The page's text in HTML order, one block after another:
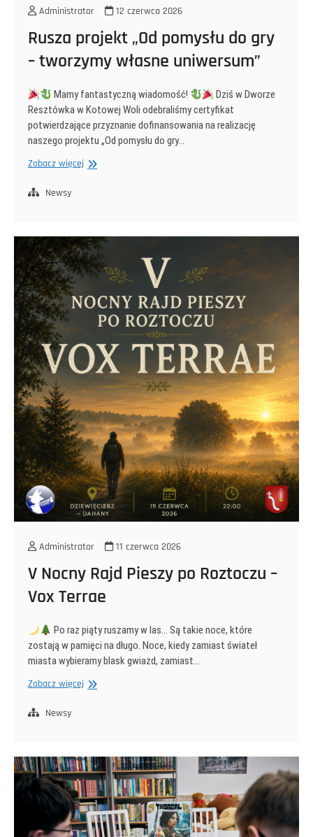
Administrator 12 czerwca 2026
Rusza projekt „Od pomysłu do gry
– tworzymy własne uniwersum”
Mamy fantastyczną wiadomość!
Dziś w Dworze
Resztówka w Kotowej Woli odebraliśmy certyfikat
potwierdzające przyznanie dofinansowania na realizację
naszego projektu „Od pomysłu do gry…
Zobacz więcej Rusza
gry
–
tworzymy
własne
uniwersum”
Newsy
Administrator 11 czerwca 2026
V Nocny Rajd Pieszy po Roztoczu –
Vox Terrae
Po raz piąty ruszamy w las… Są takie noce, które
zostają w pamięci na długo. Noce, kiedy zamiast świateł
miasta wybieramy blask gwiazd, zamiast…
Zobacz więcej
Roztoczu
–
Vox
Terrae
Newsy